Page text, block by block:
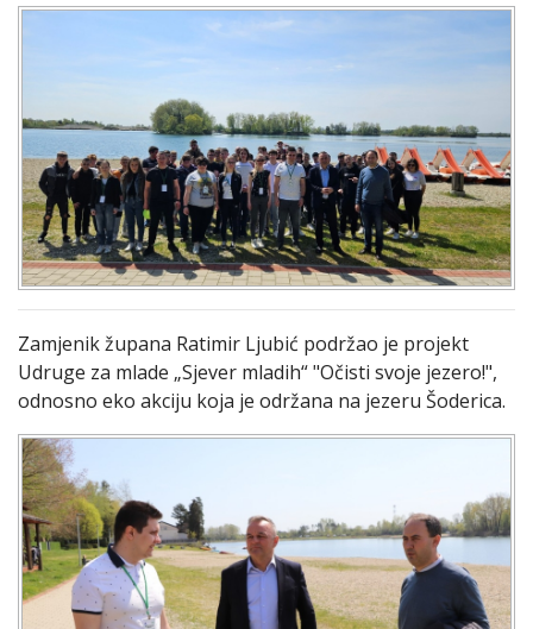
Zamjenik župana Ratimir Ljubić podržao je projekt
Udruge za mlade „Sjever mladih“ "Očisti svoje jezero!",
odnosno eko akciju koja je održana na jezeru Šoderica.